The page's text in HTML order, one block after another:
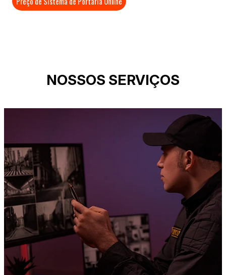
NOSSOS SERVIÇOS